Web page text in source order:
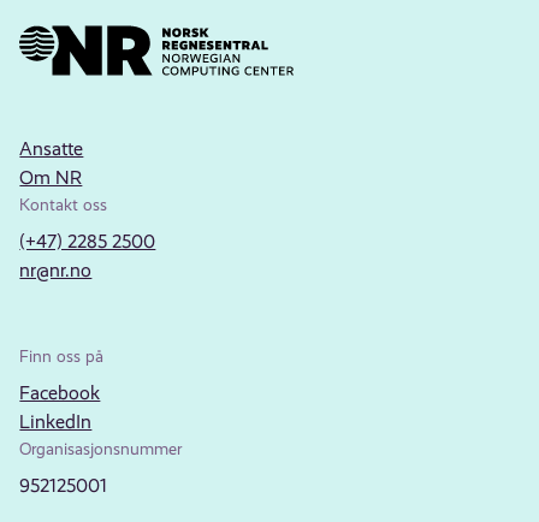
Ansatte
Om NR
Kontakt oss
(+47) 2285 2500
nr@nr.no
Finn oss på
Facebook
LinkedIn
Organisasjonsnummer
952125001